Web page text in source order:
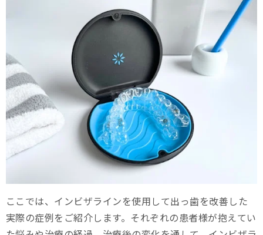
ここでは、インビザラインを使用して出っ歯を改善した
実際の症例をご紹介します。それぞれの患者様が抱えてい